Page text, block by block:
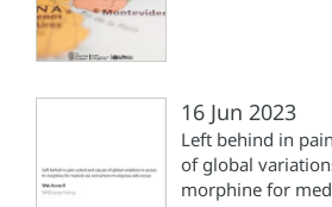
16 Jun 2023
Left behind in
of global
morphine for